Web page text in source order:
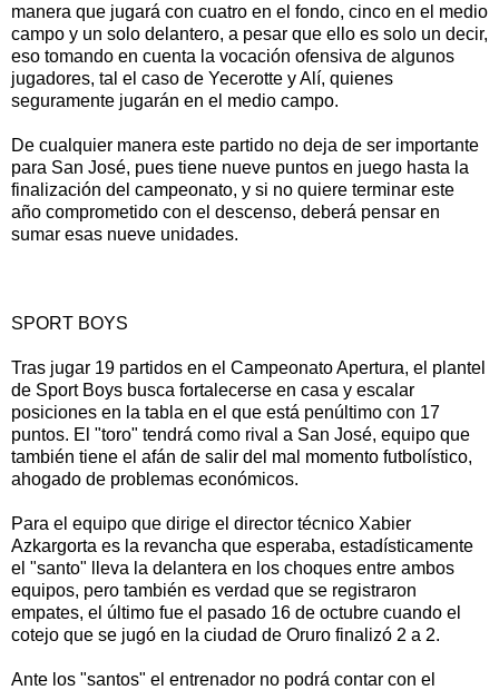
manera que jugará con cuatro en el fondo, cinco en el medio
campo y un solo delantero, a pesar que ello es solo un decir,
eso tomando en cuenta la vocación ofensiva de algunos
jugadores, tal el caso de Yecerotte y Alí, quienes
seguramente jugarán en el medio campo.
De cualquier manera este partido no deja de ser importante
para San José, pues tiene nueve puntos en juego hasta la
finalización del campeonato, y si no quiere terminar este
año comprometido con el descenso, deberá pensar en
sumar esas nueve unidades.
SPORT BOYS
Tras jugar 19 partidos en el Campeonato Apertura, el plantel
de Sport Boys busca fortalecerse en casa y escalar
posiciones en la tabla en el que está penúltimo con 17
puntos. El "toro" tendrá como rival a San José, equipo que
también tiene el afán de salir del mal momento futbolístico,
ahogado de problemas económicos.
Para el equipo que dirige el director técnico Xabier
Azkargorta es la revancha que esperaba, estadísticamente
el "santo" lleva la delantera en los choques entre ambos
equipos, pero también es verdad que se registraron
empates, el último fue el pasado 16 de octubre cuando el
cotejo que se jugó en la ciudad de Oruro finalizó 2 a 2.
Ante los "santos" el entrenador no podrá contar con el